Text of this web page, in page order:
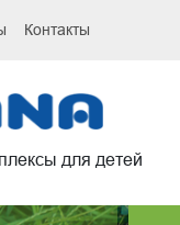
Контакты
для детей